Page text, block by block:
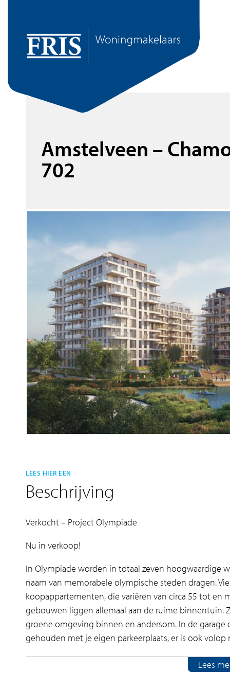
Amstelveen –
702
LEES HIER EEN
Beschrijving
Verkocht – Project Olympiade
Nu in verkoop!
In Olympiade worden in totaal zeven hoogwaardige
naam van memorabele olympische steden dragen.
koopappartementen, die variëren van circa 55 tot en
gebouwen liggen allemaal aan de ruime binnentuin.
groene omgeving binnen en andersom. In de
gehouden met je eigen parkeerplaats, er is ook
Unwind & rewind!
Lees